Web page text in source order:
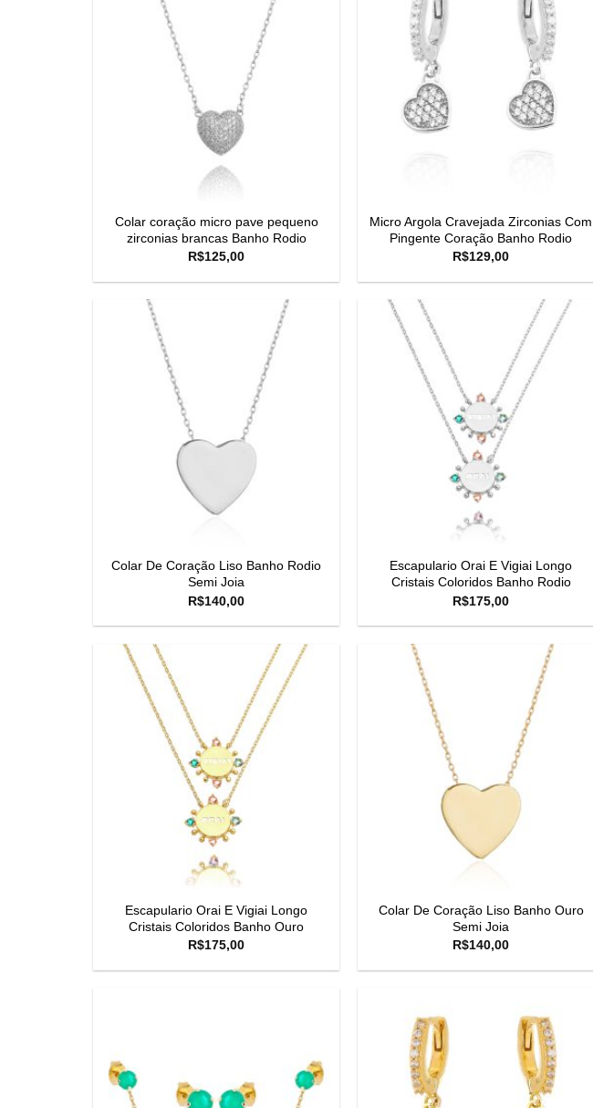
Colar coração micro pave pequeno
zirconias brancas Banho Rodio
R$125,00
Micro Argola Cravejada Zirconias Com
Pingente Coração Banho Rodio
R$129,00
Colar De Coração Liso Banho Rodio
Semi Joia
R$140,00
Escapulario Orai E Vigiai Longo
Cristais Coloridos Banho Rodio
R$175,00
Escapulario Orai E Vigiai Longo
Cristais Coloridos Banho Ouro
R$175,00
Colar De Coração Liso Banho Ouro
Semi Joia
R$140,00